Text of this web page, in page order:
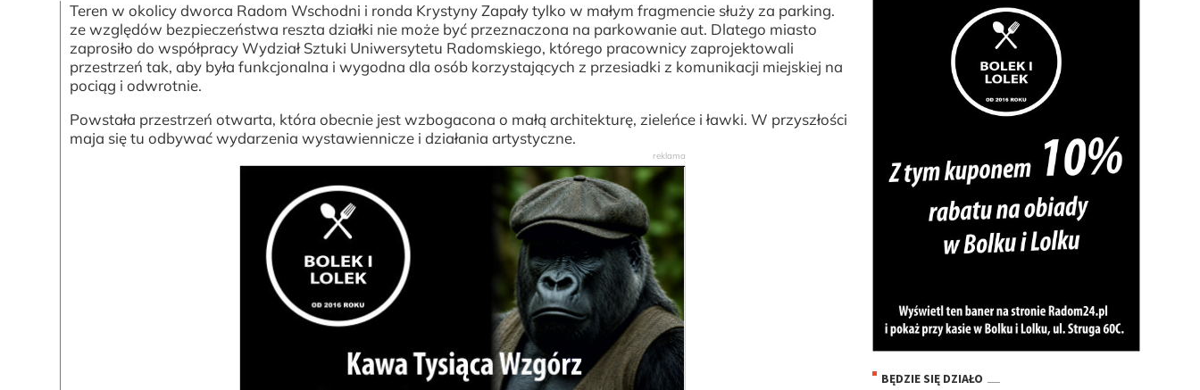
Teren w okolicy dworca Radom Wschodni i ronda Krystyny Zapały tylko w małym fragmencie służy za parking.
ze względów bezpieczeństwa reszta działki nie może być przeznaczona na parkowanie aut. Dlatego miasto
zaprosiło do współpracy Wydział Sztuki Uniwersytetu Radomskiego, którego pracownicy zaprojektowali
przestrzeń tak, aby była funkcjonalna i wygodna dla osób korzystających z przesiadki z komunikacji miejskiej na
pociąg i odwrotnie.
Powstała przestrzeń otwarta, która obecnie jest wzbogacona o małą architekturę, zieleńce i ławki. W przyszłości
maja się tu odbywać wydarzenia wystawiennicze i działania artystyczne.
BĘDZIE SIĘ DZIAŁO